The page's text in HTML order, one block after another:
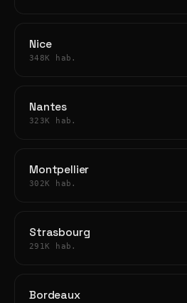
Nice
348K hab.
Nantes
323K hab.
Montpellier
302K hab.
Strasbourg
291K hab.
Bordeaux